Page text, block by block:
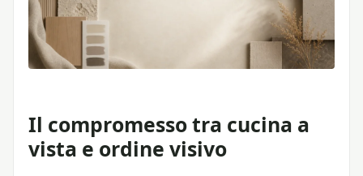
Il compromesso tra cucina a
vista e ordine visivo